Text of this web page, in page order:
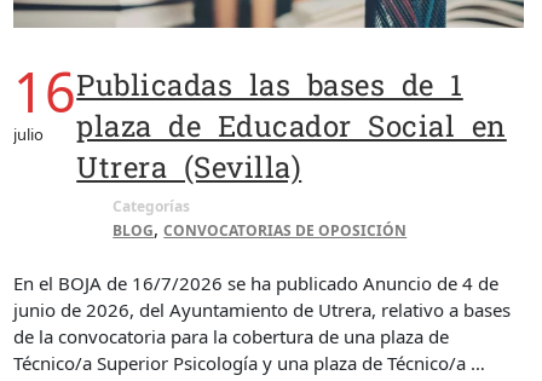
16
julio
Publicadas las bases de 1
plaza de Educador Social en
Utrera (Sevilla)
Categorías
BLOG,CONVOCATORIAS DE OPOSICIÓN
En el BOJA de 16/7/2026 se ha publicado Anuncio de 4 de
junio de 2026, del Ayuntamiento de Utrera, relativo a bases
de la convocatoria para la cobertura de una plaza de
Técnico/a Superior Psicología y una plaza de Técnico/a …